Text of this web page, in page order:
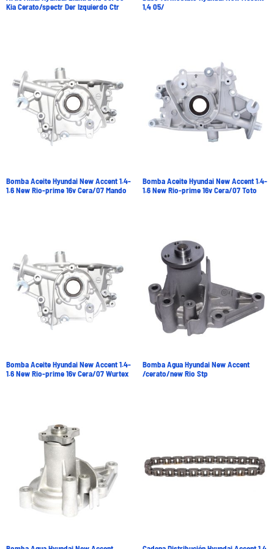
Kia Cerato/spectr Der Izquierdo Ctr
1,4 05/
Bomba Aceite Hyundai New Accent 1.4-
1.6 New Rio-prime 16v Cera/07 Mando
Bomba Aceite Hyundai New Accent 1.4-
1.6 New Rio-prime 16v Cera/07 Toto
Bomba Aceite Hyundai New Accent 1.4-
1.6 New Rio-prime 16v Cera/07 Wurtex
Bomba Agua Hyundai New Accent
/cerato/new Rio Stp